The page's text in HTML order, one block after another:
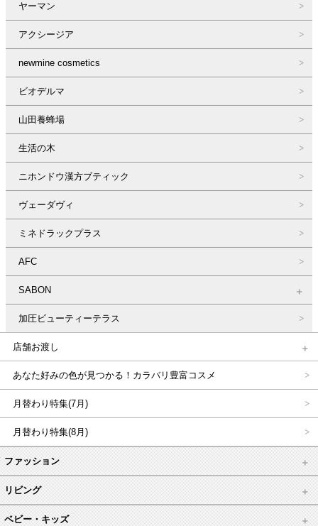
ヤーマン
アクシージア
newmine cosmetics
ビオデルマ
山田養蜂場
生活の木
ニホンドウ漢方ブティック
ヴェーダヴィ
ミネドラックプラス
AFC
SABON
加圧ビューティーテラス
店舗お渡し
あなた好みの色が見つかる！カラバリ豊富コスメ
月替わり特集(7月)
月替わり特集(8月)
ファッション
リビング
ベビー・キッズ